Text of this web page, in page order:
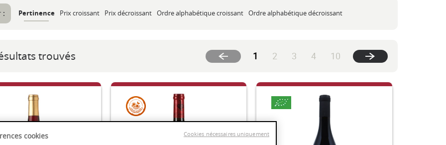
: Pertinence Prix croissant Prix décroissant Ordre alphabétique croissant Ordre alphabétique décroissant
trouvés 1 (current)
2 3 4 10
cookies Cookies nécessaires uniquement